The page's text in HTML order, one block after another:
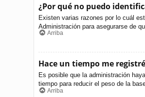
¿Por qué no puedo
Existen varias razones por lo cuál
Administración para asegurarse de
Arriba
Hace un tiempo me
Es posible que la administración
tiempo para reducir el peso de la
Arriba